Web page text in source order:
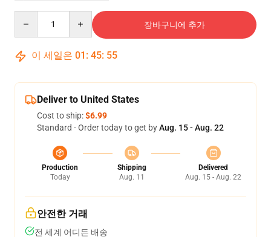
장바구니에 추가
이 세일은 01 : 45: 54
Deliver to United States
Cost to ship:$6.99
Standard - Order today to get byAug. 15 - Aug. 22
Production
Today
Shipping
Aug. 11
Delivered
Aug. 15 - Aug. 22
안전한 거래
전 세계 어디든 배송